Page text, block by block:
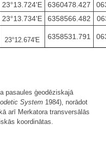
23°13.724'E 6360478.427
23°13.734'E 6358566.482
23°12.674'E 6358531.791
pasaules ģeodēziskajā
System 1984), norādot
arī Merkatora transversālās
koordinātas.